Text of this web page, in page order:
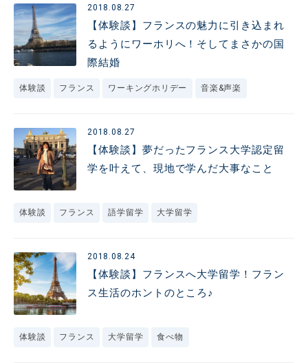
2018.08.27
【体験談】フランスの魅力に引き込まれ
るようにワーホリへ！そしてまさかの国
際結婚
体験談 フランス ワーキングホリデー 音楽&声楽
2018.08.27
【体験談】夢だったフランス大学認定留
学を叶えて、現地で学んだ大事なこと
体験談 フランス 語学留学 大学留学
2018.08.24
【体験談】フランスへ大学留学！フラン
ス生活のホントのところ♪
体験談 フランス 大学留学 食べ物